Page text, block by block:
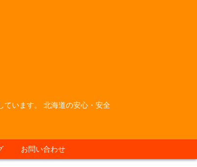
います。 北海道の安心・安全
お問い合わせ